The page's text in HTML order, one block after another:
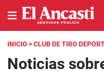
INICIO > CLUB DE TIRO
Noticias